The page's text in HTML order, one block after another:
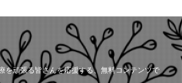
を頑張る皆さんを応援する、無料コンテンツで